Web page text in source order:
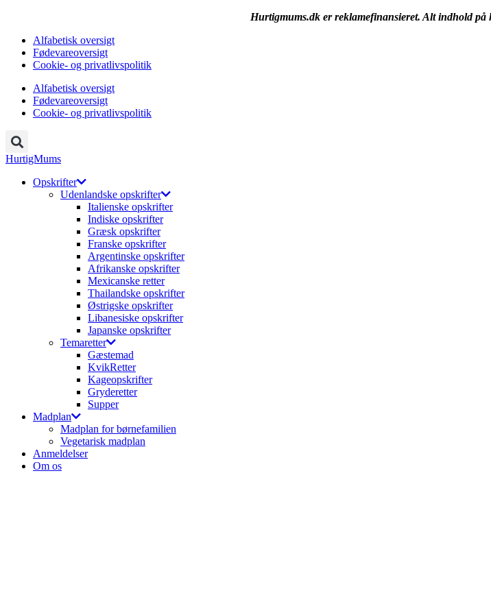
Hurtigmums.dk er reklamefinansieret. Alt indhold på
Alfabetisk oversigt
Fødevareoversigt
Cookie- og privatlivspolitik
Alfabetisk oversigt
Fødevareoversigt
Cookie- og privatlivspolitik
HurtigMums
Opskrifter
Udenlandske opskrifter
Italienske opskrifter
Indiske opskrifter
Græsk opskrifter
Franske opskrifter
Argentinske opskrifter
Afrikanske opskrifter
Mexicanske retter
Thailandske opskrifter
Østrigske opskrifter
Libanesiske opskrifter
Japanske opskrifter
Temaretter
Gæstemad
KvikRetter
Kageopskrifter
Gryderetter
Supper
Madplan
Madplan for børnefamilien
Vegetarisk madplan
Anmeldelser
Om os